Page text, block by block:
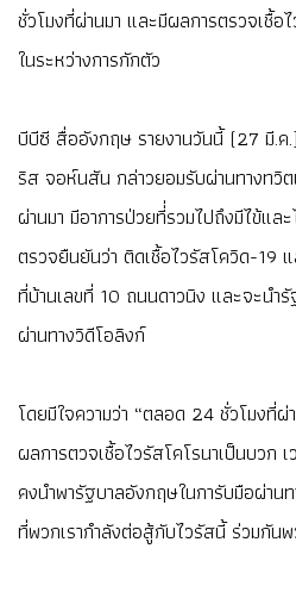
ชั่วโมงที่ผ่านมา และมีผลการตรวจเชื้
ในระหว่างการกักตัว
บีบีซี สื่ออังกฤษ รายงานวันนี้ (27 มี.
ริส จอห์นสัน กล่าวยอมรับผ่านทางทวิ
ผ่านมา มีอาการป่วยที่่รวมไปถึงมีไข้แล
ตรวจยืนยันว่า ติดเชื้อไวรัสโควิด-19 แ
ที่บ้านเลขที่ 10 ถนนดาวนิง และจะนำ
ผ่านทางวิดีโอลิงก์
โดยมีใจความว่า “ตลอด 24 ชั่วโมงที่ผ่
ผลการตวจเชื้อไวรัสโคโรนาเป็นบวก
คงนำพารัฐบาลอังกฤษในการับมือผ่าน
ที่พวกเรากำลังต่อสู้กับไวรัสนี้ ร่วมกันพ